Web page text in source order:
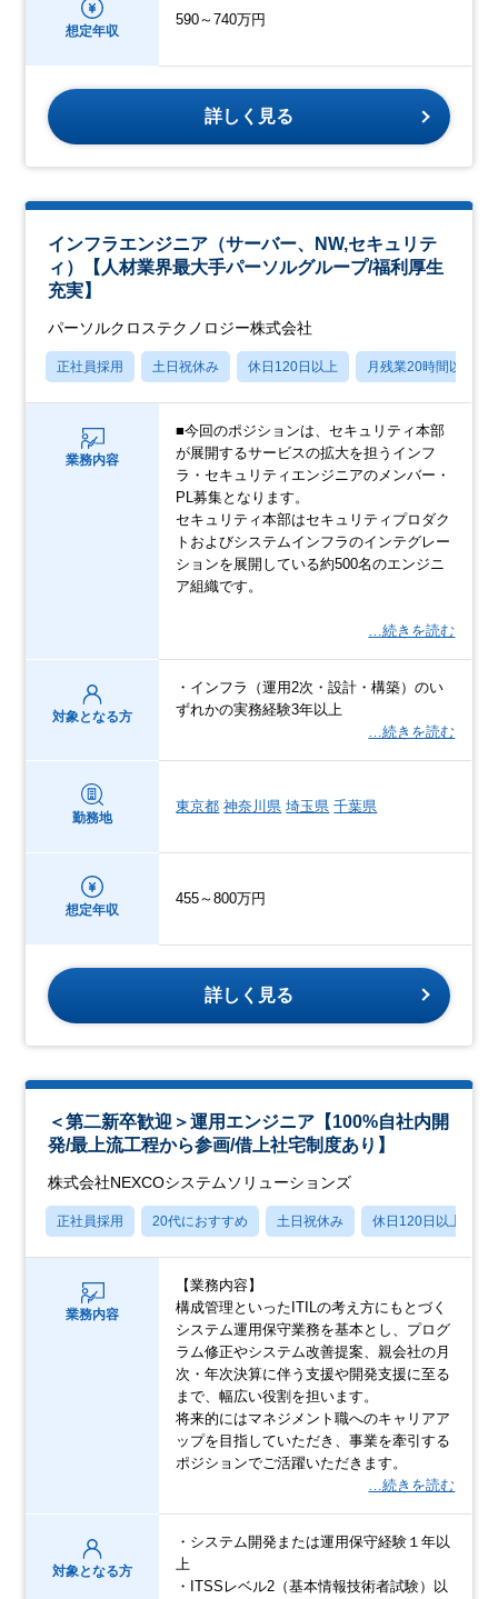
想定年収
590～740万円
詳しく見る
インフラエンジニア（サーバー、NW,セキュリテ
ィ）【人材業界最大手パーソルグループ/福利厚生
充実】
パーソルクロステクノロジー株式会社
正社員採用 土日祝休み 休日120日以上 月残業20時間以内
業務内容
■今回のポジションは、セキュリティ本部
が展開するサービスの拡大を担うインフ
ラ・セキュリティエンジニアのメンバー・
PL募集となります。
セキュリティ本部はセキュリティプロダク
トおよびシステムインフラのインテグレー
ションを展開している約500名のエンジニ
ア組織です。
…続きを読む
対象となる方
・インフラ（運用2次・設計・構築）のい
ずれかの実務経験3年以上
…続きを読む
勤務地
東京都 神奈川県 埼玉県 千葉県
想定年収
455～800万円
詳しく見る
＜第二新卒歓迎＞運用エンジニア【100%自社内開
発/最上流工程から参画/借上社宅制度あり】
株式会社NEXCOシステムソリューションズ
正社員採用 20代におすすめ 土日祝休み 休日120日以上
業務内容
【業務内容】
構成管理といったITILの考え方にもとづく
システム運用保守業務を基本とし、プログ
ラム修正やシステム改善提案、親会社の月
次・年次決算に伴う支援や開発支援に至る
まで、幅広い役割を担います。
将来的にはマネジメント職へのキャリアア
ップを目指していただき、事業を牽引する
ポジションでご活躍いただきます。
…続きを読む
対象となる方
・システム開発または運用保守経験１年以
上
・ITSSレベル2（基本情報技術者試験）以